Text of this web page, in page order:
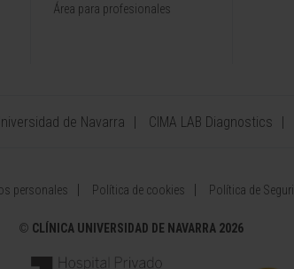
Área para profesionales
de Navarra CIMA LAB Diagnostics
personales Política de cookies Política de
© CLÍNICA UNIVERSIDAD DE NAVARRA 2026